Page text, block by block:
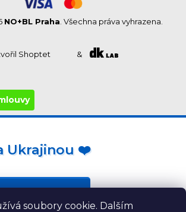
soubory cookie. Dalším
Shoptet &
NO+BL Praha . Všechna práva vyhrazena.
Ukrajinou ❤️